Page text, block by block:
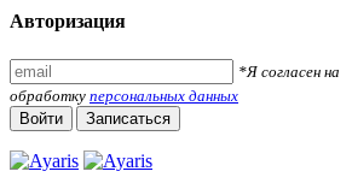
Авторизация
*Я согласен на
обработку персональных данных
Войти
Записаться